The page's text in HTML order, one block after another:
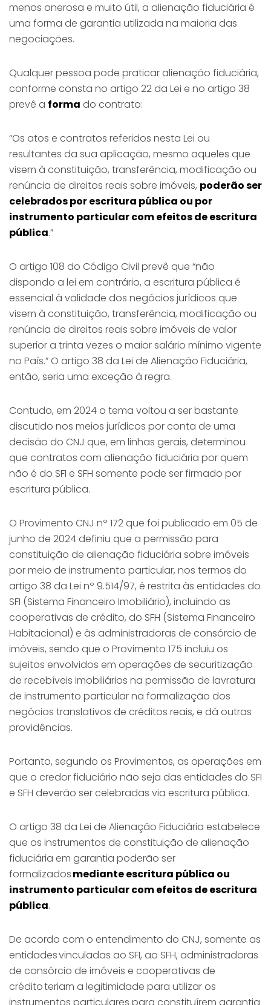
menos onerosa e muito útil, a alienação fiduciária é
uma forma de garantia utilizada na maioria das
negociações.
Qualquer pessoa pode praticar alienação fiduciária,
conforme consta no artigo 22 da Lei e no artigo 38
prevê a forma do contrato:
“Os atos e contratos referidos nesta Lei ou
resultantes da sua aplicação, mesmo aqueles que
visem à constituição, transferência, modificação ou
renúncia de direitos reais sobre imóveis, poderão ser
celebrados por escritura pública ou por
instrumento particular com efeitos de escritura
pública.”
O artigo 108 do Código Civil prevê que “não
dispondo a lei em contrário, a escritura pública é
essencial à validade dos negócios jurídicos que
visem à constituição, transferência, modificação ou
renúncia de direitos reais sobre imóveis de valor
superior a trinta vezes o maior salário mínimo vigente
no País.” O artigo 38 da Lei de Alienação Fiduciária,
então, seria uma exceção à regra.
Contudo, em 2024 o tema voltou a ser bastante
discutido nos meios jurídicos por conta de uma
decisão do CNJ que, em linhas gerais, determinou
que contratos com alienação fiduciária por quem
não é do SFI e SFH somente pode ser firmado por
escritura pública.
O Provimento CNJ nº 172 que foi publicado em 05 de
junho de 2024 definiu que a permissão para
constituição de alienação fiduciária sobre imóveis
por meio de instrumento particular, nos termos do
artigo 38 da Lei nº 9.514/97, é restrita às entidades do
SFI (Sistema Financeiro Imobiliário), incluindo as
cooperativas de crédito, do SFH (Sistema Financeiro
Habitacional) e às administradoras de consórcio de
imóveis, sendo que o Provimento 175 incluiu os
sujeitos envolvidos em operações de securitização
de recebíveis imobiliários na permissão de lavratura
de instrumento particular na formalização dos
negócios translativos de créditos reais, e dá outras
providências.
Portanto, segundo os Provimentos, as operações em
que o credor fiduciário não seja das entidades do SFI
e SFH deverão ser celebradas via escritura pública.
O artigo 38 da Lei de Alienação Fiduciária estabelece
que os instrumentos de constituição de alienação
fiduciária em garantia poderão ser
formalizadosmediante escritura pública ou
instrumento particular com efeitos de escritura
pública.
De acordo com o entendimento do CNJ, somente as
entidades vinculadas ao SFI, ao SFH, administradoras
de consórcio de imóveis e cooperativas de
crédito teriam a legitimidade para utilizar os